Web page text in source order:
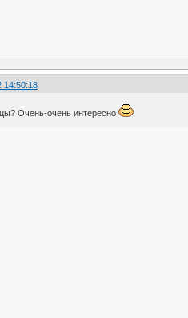
14:50:18
Очень-очень интересно